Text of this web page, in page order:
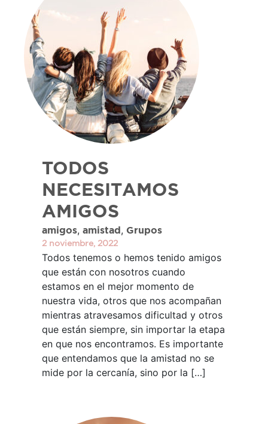
TODOS
NECESITAMOS
AMIGOS
amigos, amistad , Grupos
2 noviembre, 2022
Todos tenemos o hemos tenido amigos
que están con nosotros cuando
estamos en el mejor momento de
nuestra vida, otros que nos acompañan
mientras atravesamos dificultad y otros
que están siempre, sin importar la etapa
en que nos encontramos. Es importante
que entendamos que la amistad no se
mide por la cercanía, sino por la […]